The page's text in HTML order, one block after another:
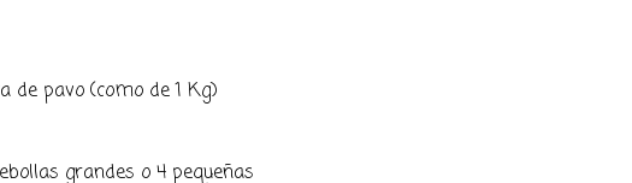
de pavo (como de 1 Kg)
grandes o 4 pequeñas